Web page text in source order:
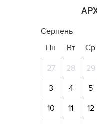
серпень
Пн
Вт Ср
27 28 29
3
4 5
10
11 12